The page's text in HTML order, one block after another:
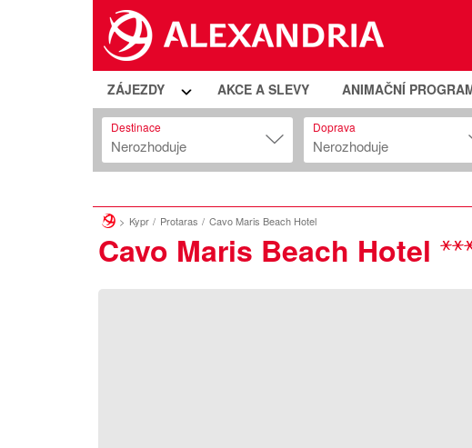
ZÁJEZDY AKCE A SLEVY ANIMAČNÍ
Destinace
Nerozhoduje
Doprava
Nerozhoduje
Kypr Protaras Cavo Maris Beach Hotel
Cavo Maris Beach Hotel